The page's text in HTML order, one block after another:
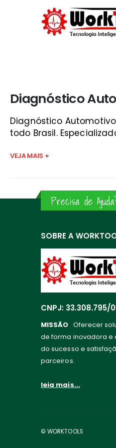
Diagnóstico
Diagnóstico
todo Brasil.
VEJA MAIS +
Precisa de
SOBRE A
CNPJ: 33.308.795/
MISSÃO Oferecer
de forma inovadora e
do sucesso e
parceiros.
leia mais...
© WORKTOOLS